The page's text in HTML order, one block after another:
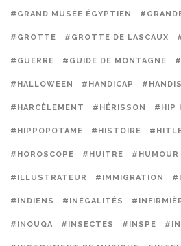
#GRAND MUSÉE ÉGYPTIEN
#GROTTE #GROTTE DE LASCAUX
#GUERRE #GUIDE DE MONTAGNE
#HALLOWEEN #HANDICAP
#HARCÈLEMENT #HÉRISSON #HIP
#HIPPOPOTAME #HISTOIRE
#HOROSCOPE #HUITRE #HUMOUR
#ILLUSTRATEUR #IMMIGRATION
#INDIENS #INÉGALITÉS
#INOUQA #INSECTES #INSPE